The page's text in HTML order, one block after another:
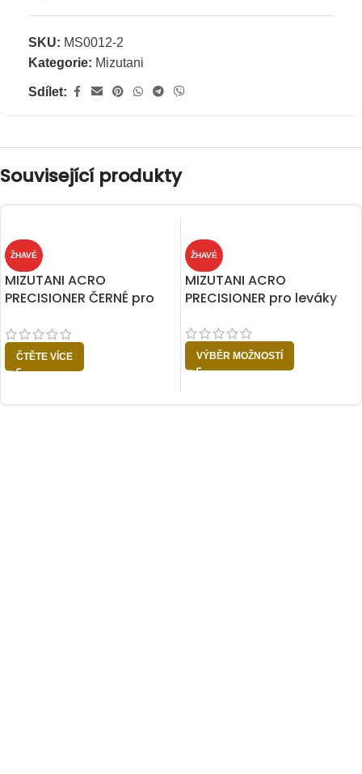
SKU: MS0012-2
Kategorie: Mizutani
Sdílet:
Související produkty
ŽHAVÉ
MIZUTANI ACRO
PRECISIONER ČERNÉ pro
ČTĚTE VÍCE
ŽHAVÉ
MIZUTANI ACRO
PRECISIONER pro leváky
VÝBĚR MOŽNOSTÍ